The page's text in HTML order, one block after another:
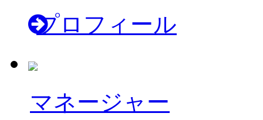
プロフィール
マネージャー